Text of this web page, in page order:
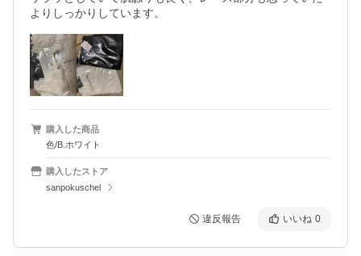
よりしっかりしています。
購入した商品
色/B.ホワイト
購入したストア
sanpokuschel
違反報告 いいね 0